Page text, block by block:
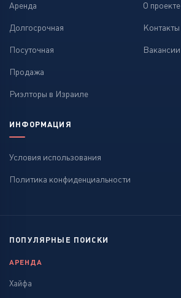
Хадера
Хайфа
Холон
Аренда
Долгосрочная
Посуточная
Продажа
Риэлторы в Израиле
О проекте
Контакты
Вакансии
ИНФОРМАЦИЯ
Условия использования
Политика конфиденциальности
ПОПУЛЯРНЫЕ ПОИСКИ
АРЕНДА
Хайфа